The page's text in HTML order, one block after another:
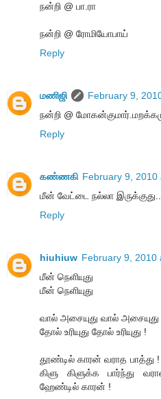
நன்றி @ பா.ரா
நன்றி @ ரோமியோபாய்
Reply
மணிஜி
February 9,
நன்றி @
Reply
கண்ணகி February 9, 2010
மீன் வேட்டை நல்லா இருக்குது...
Reply
hiuhiuw February 9, 2010
மீன் நெளியுது
மீன் நெளியுது
வால் அசையுது வால் அசையுது
தோல் உரியுது தோல் உரியுது !
தூண்டில் காரன் வராத
கிளு கிளுக்க பார்ந்து
ஹேண்டில் காரன் !